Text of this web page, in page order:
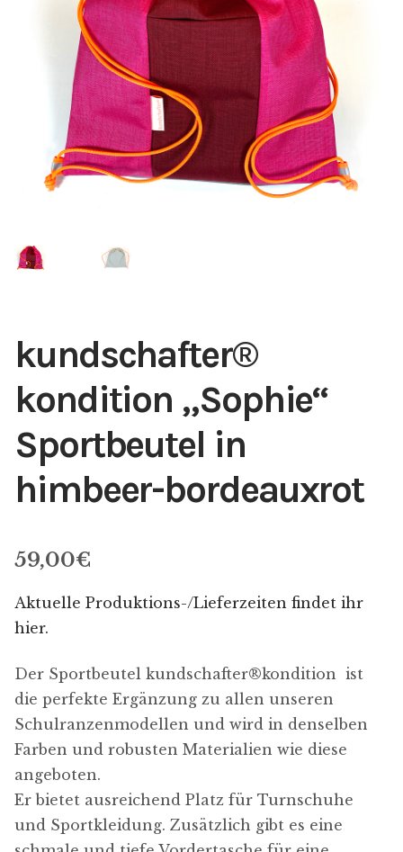
kundschafter​®​
kondition „Sophie“
Sportbeutel in
himbeer-bordeauxrot
59,00€
Aktuelle Produktions-/Lieferzeiten findet ihr
hier.
Der Sportbeutel kundschafter​®​kondition ist
die perfekte Ergänzung zu allen unseren
Schulranzenmodellen und wird in denselben
Farben und robusten Materialien wie diese
angeboten.
Er bietet ausreichend Platz für Turnschuhe
und Sportkleidung. Zusätzlich gibt es eine